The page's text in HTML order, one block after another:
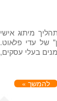
מיתוג אישי
של עדי פלאוט.
בעלי עסקים,
להמשך »